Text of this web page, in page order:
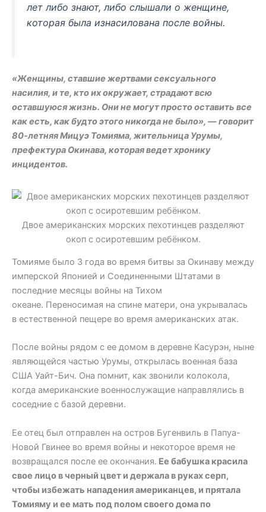
лет либо знают, либо слышали о женщине,
которая была изнасилована после войны.
«Женщины, ставшие жертвами сексуального
насилия, и те, кто их окружает, страдают всю
оставшуюся жизнь. Они не могут просто оставить все
как есть, как будто этого никогда не было», — говорит
80-летняя Мицуэ Томияма, жительница Урумы,
префектура Окинава, которая ведет хронику
инцидентов.
Двое американских морских пехотинцев разделяют
окоп с осиротевшим ребёнком.
Томияме было 3 года во время битвы за Окинаву между
имперской Японией и Соединенными Штатами в
последние месяцы войны на Тихом
океане. Переносимая на спине матери, она укрывалась
в естественной пещере во время американских атак.
После войны рядом с ее домом в деревне Касурэн, ныне
являющейся частью Урумы, открылась военная база
США Уайт-Бич. Она помнит, как звонили колокола,
когда американские военнослужащие направлялись в
соседние с базой деревни.
Ее отец был отправлен на остров Бугенвиль в Папуа-
Новой Гвинее во время войны и некоторое время не
возвращался после ее окончания. Ее бабушка красила
свое лицо в черный цвет и держала в руках серп,
чтобы избежать нападения американцев, и прятала
Томияму и ее мать под полом своего дома по